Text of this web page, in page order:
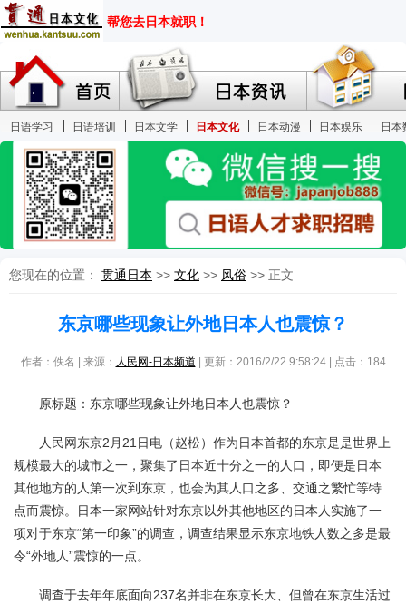
您现在的位置： 贯通日本 >> 文化 >> 风俗 >> 正文
东京哪些现象让外地日本人也震惊？
作者：佚名 | 来源： 人民网-日本频道 | 更新：2016/2/22 9:58:24 | 点击： 184
原标题：东京哪些现象让外地日本人也震惊？
人民网东京2月21日电（赵松）作为日本首都的东京是是世界上
规模最大的城市之一，聚集了日本近十分之一的人口，即便是日本
其他地方的人第一次到东京，也会为其人口之多、交通之繁忙等特
点而震惊。日本一家网站针对东京以外其他地区的日本人实施了一
项对于东京“第一印象”的调查，调查结果显示东京地铁人数之多是最
令“外地人”震惊的一点。
调查于去年年底面向237名并非在东京长大、但曾在东京生活过